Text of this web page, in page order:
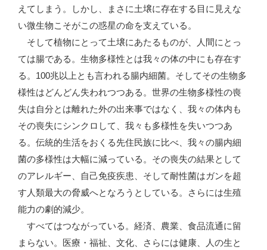
えてしまう。しかし、まさに土壌に存在する目に見えな
い微生物こそがこの惑星の命を支えている。
そして植物にとって土壌にあたるものが、人間にとっ
ては腸である。生物多様性とは我々の体の中にも存在す
る。100兆以上とも言われる腸内細菌。そしてその生物多
様性はどんどん失われつつある。世界の生物多様性の喪
失は自分とは離れた外の出来事ではなく、我々の体内も
その喪失にシンクロして、我々も多様性を失いつつあ
る。伝統的生活をおくる先住民族に比べ、我々の腸内細
菌の多様性は大幅に減っている。その喪失の結果として
のアレルギー、自己免疫疾患、そして耐性菌はガンを超
す人類最大の脅威へとなろうとしている。さらには生殖
能力の劇的減少。
すべてはつながっている。経済、農業、食品流通に留
まらない。医療・福祉、文化、さらには健康、人の生と